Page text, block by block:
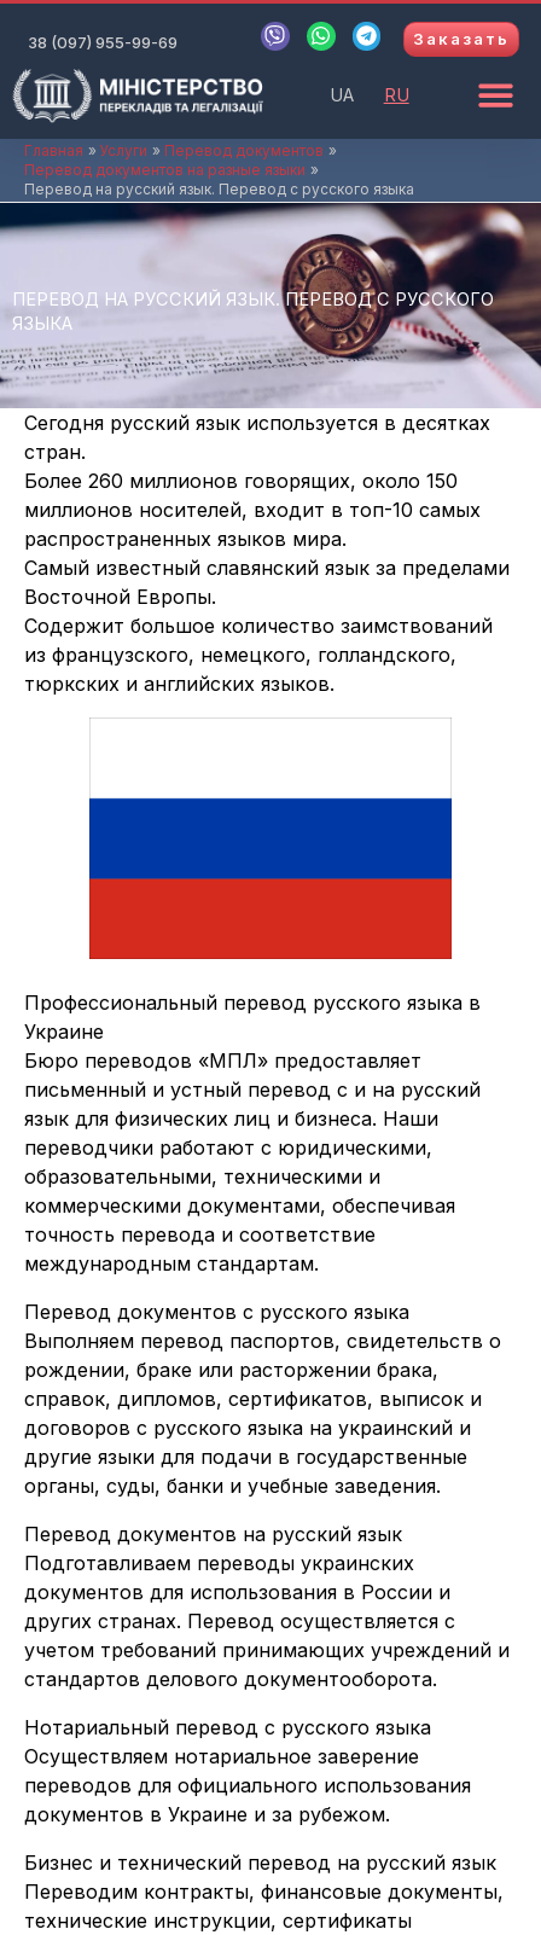
содержимому
38 (097) 955-99-69
V
i
W
h
a
p
T
e
r
Заказать
UA RU
Главная Услуги
Перевод документов
Перевод документов на разные языки
Перевод на русский язык. Перевод с русского языка
ПЕРЕВОД НА РУССКИЙ ЯЗЫК. ПЕРЕВОД С РУССКОГО
ЯЗЫКА
Сегодня русский язык используется в десятках
стран.
Более 260 миллионов говорящих, около 150
миллионов носителей, входит в топ-10 самых
распространенных языков мира.
Самый известный славянский язык за пределами
Восточной Европы.
Содержит большое количество заимствований
из французского, немецкого, голландского,
тюркских и английских языков.
Профессиональный перевод русского языка в
Украине
Бюро переводов «МПЛ» предоставляет
письменный и устный перевод с и на русский
язык для физических лиц и бизнеса. Наши
переводчики работают с юридическими,
образовательными, техническими и
коммерческими документами, обеспечивая
точность перевода и соответствие
международным стандартам.
Перевод документов с русского языка
Выполняем перевод паспортов, свидетельств о
рождении, браке или расторжении брака,
справок, дипломов, сертификатов, выписок и
договоров с русского языка на украинский и
другие языки для подачи в государственные
органы, суды, банки и учебные заведения.
Перевод документов на русский язык
Подготавливаем переводы украинских
документов для использования в России и
других странах. Перевод осуществляется с
учетом требований принимающих учреждений и
стандартов делового документооборота.
Нотариальный перевод с русского языка
Осуществляем нотариальное заверение
переводов для официального использования
документов в Украине и за рубежом.
Бизнес и технический перевод на русский язык
Переводим контракты, финансовые документы,
технические инструкции, сертификаты